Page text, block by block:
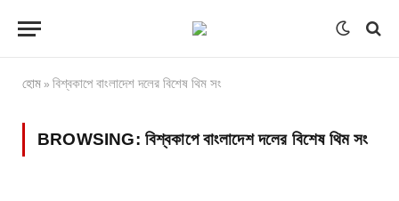
হোম » বিশ্বকাপে বাংলাদেশ দলের বিশেষ থিম সং
BROWSING: বিশ্বকাপে বাংলাদেশ দলের বিশেষ থিম সং